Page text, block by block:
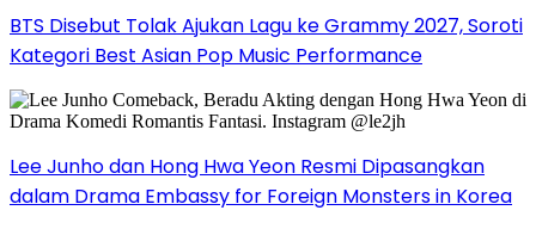
BTS Disebut Tolak Ajukan Lagu ke Grammy 2027, Soroti
Kategori Best Asian Pop Music Performance
Lee Junho dan Hong Hwa Yeon Resmi Dipasangkan
dalam Drama Embassy for Foreign Monsters in Korea